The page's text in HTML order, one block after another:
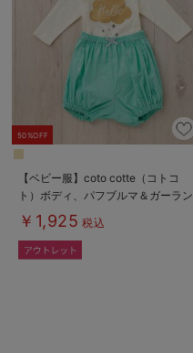
50%OFF
【ベビー服】coto cotte（コトコ
ト）ボディ、パフブルマ＆ガーラン
ド3点セット
￥1,925 税込